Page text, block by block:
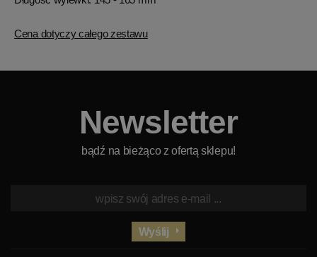
Cena dotyczy całego zestawu
Newsletter
bądź na bieżąco z ofertą sklepu!
Wyślij